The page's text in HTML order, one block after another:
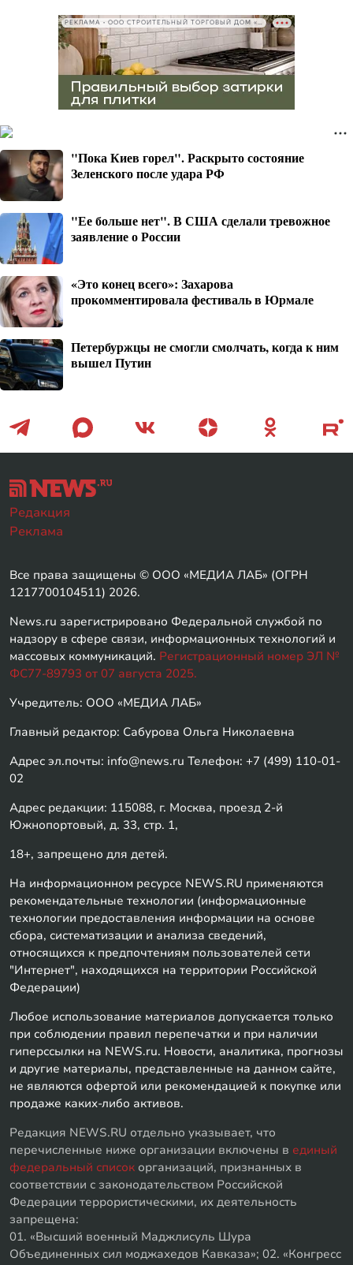
РЕКЛАМА • ООО СТРОИТЕЛЬНЫЙ ТОРГОВЫЙ ДОМ «ПЕТРОВИЧ», ИНН 7802348846
"Пока Киев горел". Раскрыто состояние
Зеленского после удара РФ
"Ее больше нет". В США сделали тревожное
заявление о России
«Это конец всего»: Захарова
прокомментировала фестиваль в Юрмале
Петербуржцы не смогли смолчать, когда к ним
вышел Путин
Редакция
Реклама
Все права защищены © ООО «МЕДИА ЛАБ» (ОГРН
1217700104511) 2026.
News.ru зарегистрировано Федеральной службой по
надзору в сфере связи, информационных технологий и
массовых коммуникаций. Регистрационный номер ЭЛ №
ФС77-89793 от 07 августа 2025.
Учредитель: ООО «МЕДИА ЛАБ»
Главный редактор: Сабурова Ольга Николаевна
Адрес эл.почты: info@news.ru Телефон: +7 (499) 110-01-
02
Адрес редакции: 115088, г. Москва, проезд 2-й
Южнопортовый, д. 33, стр. 1,
18+, запрещено для детей.
На информационном ресурсе NEWS.RU применяются
рекомендательные технологии (информационные
технологии предоставления информации на основе
сбора, систематизации и анализа сведений,
относящихся к предпочтениям пользователей сети
"Интернет", находящихся на территории Российской
Федерации)
Любое использование материалов допускается только
при соблюдении правил перепечатки и при наличии
гиперссылки на NEWS.ru. Новости, аналитика, прогнозы
и другие материалы, представленные на данном сайте,
не являются офертой или рекомендацией к покупке или
продаже каких-либо активов.
Редакция NEWS.RU отдельно указывает, что
перечисленные ниже организации включены в единый
федеральный список организаций, признанных в
соответствии с законодательством Российской
Федерации террористическими, их деятельность
запрещена:
01. «Высший военный Маджлисуль Шура
Объединенных сил моджахедов Кавказа»; 02. «Конгресс